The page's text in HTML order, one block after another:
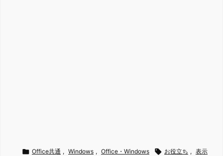
 Office共通 , Windows , Office・Windows  お役立ち , 表示